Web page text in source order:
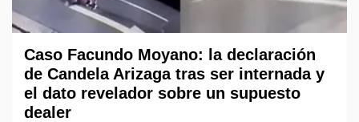
Caso Facundo Moyano: la declaración
de Candela Arizaga tras ser internada y
el dato revelador sobre un supuesto
dealer